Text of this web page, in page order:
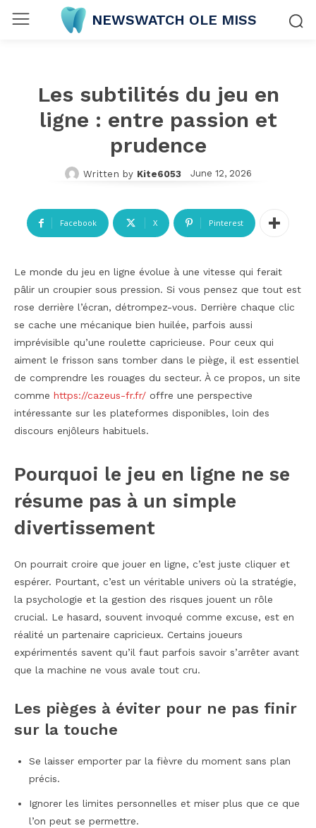
NEWSWATCH OLE MISS
Les subtilités du jeu en
ligne : entre passion et
prudence
Written by Kite6053 June 12, 2026
Facebook X Pinterest
Le monde du jeu en ligne évolue à une vitesse qui ferait
pâlir un croupier sous pression. Si vous pensez que tout est
rose derrière l’écran, détrompez-vous. Derrière chaque clic
se cache une mécanique bien huilée, parfois aussi
imprévisible qu’une roulette capricieuse. Pour ceux qui
aiment le frisson sans tomber dans le piège, il est essentiel
de comprendre les rouages du secteur. À ce propos, un site
comme https://cazeus-fr.fr/ offre une perspective
intéressante sur les plateformes disponibles, loin des
discours enjôleurs habituels.
Pourquoi le jeu en ligne ne se
résume pas à un simple
divertissement
On pourrait croire que jouer en ligne, c’est juste cliquer et
espérer. Pourtant, c’est un véritable univers où la stratégie,
la psychologie et la gestion des risques jouent un rôle
crucial. Le hasard, souvent invoqué comme excuse, est en
réalité un partenaire capricieux. Certains joueurs
expérimentés savent qu’il faut parfois savoir s’arrêter avant
que la machine ne vous avale tout cru.
Les pièges à éviter pour ne pas finir
sur la touche
Se laisser emporter par la fièvre du moment sans plan
précis.
Ignorer les limites personnelles et miser plus que ce que
l’on peut se permettre.